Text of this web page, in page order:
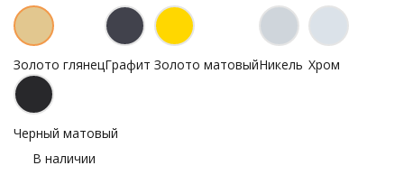
Золото глянецГрафит Золото матовыйНикель Хром
Черный матовый
В наличии